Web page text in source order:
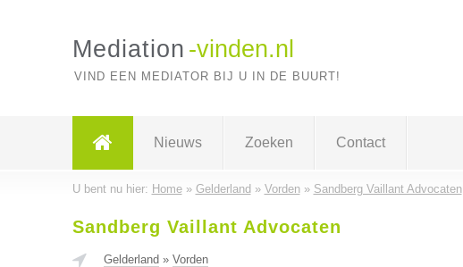
Mediation -vinden.nl
VIND EEN MEDIATOR BIJ U IN DE BUURT!
Nieuws Zoeken Contact
U bent nu hier: Home» Gelderland » Vorden» Sandberg Vaillant Advocaten
Sandberg Vaillant Advocaten
Gelderland » Vorden